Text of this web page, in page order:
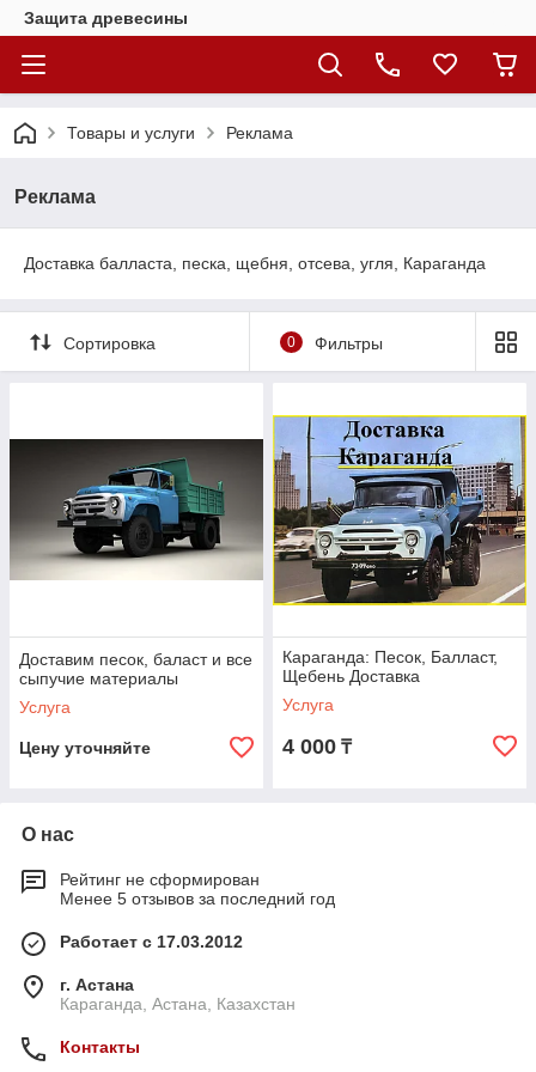
Защита древесины
Товары и услуги Реклама
Реклама
Доставка балласта, песка, щебня, отсева, угля, Караганда
Сортировка 0 Фильтры
Доставим песок, баласт и все
сыпучие материалы
Услуга
Цену уточняйте
Караганда: Песок, Балласт,
Щебень Доставка
Услуга
4 000 ₸
О нас
Рейтинг не сформирован
Менее 5 отзывов за последний год
Работает с 17.03.2012
г. Астана
Караганда, Астана, Казахстан
Контакты